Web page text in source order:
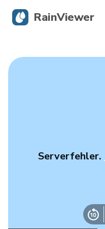
Serverfehler.
RainViewer